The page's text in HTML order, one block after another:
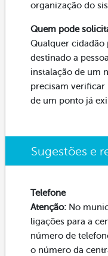
organização do
Quem pode
Qualquer cidadão
destinado a
instalação de um
precisam verificar
de um ponto já
Sugestões e
Telefone
Atenção: No
ligações para a
número de
o número da